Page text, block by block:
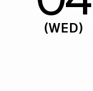
(WED)